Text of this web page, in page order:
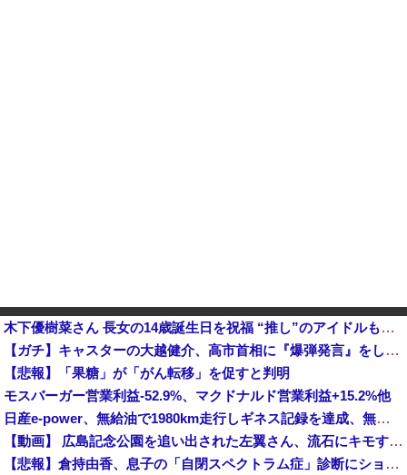
木下優樹菜さん 長女の14歳誕生日を祝福 “推し”のアイドルも明かす「この場で言いますね」
【ガチ】キャスターの大越健介、高市首相に『爆弾発言』をしてしまう！！！！！
【悲報】「果糖」が「がん転移」を促すと判明
モスバーガー営業利益-52.9%、マクドナルド営業利益+15.2%他
日産e-power、無給油で1980km走行しギネス記録を達成、無駄な発電や送電ロスなくEVよりエコを証明
【動画】 広島記念公園を追い出された左翼さん、流石にキモすぎて炎上
【悲報】倉持由香、息子の「自閉スペクトラム症」診断にショックで涙… 見逃していた乳幼児期のサインとは？